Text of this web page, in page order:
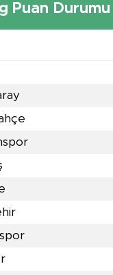
Puan Durumu